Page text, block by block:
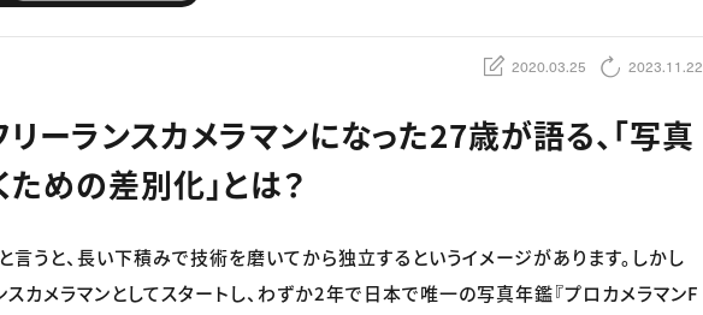
2020.03.25 2023.11.22
ーランスカメラマンになった27歳が語る、「写真
めの差別化」とは？
言うと、長い下積みで技術を磨いてから独立するというイメージがあります。しかし
スカメラマンとしてスタートし、わずか2年で日本で唯一の写真年鑑『プロカメラマンF